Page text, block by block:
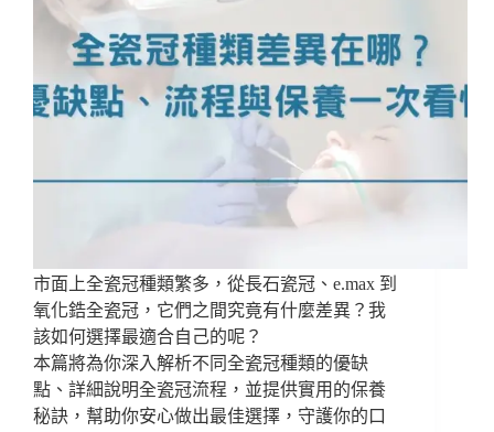
市面上全瓷冠種類繁多，從長石瓷冠、e.max 到
氧化鋯全瓷冠，它們之間究竟有什麼差異？我
該如何選擇最適合自己的呢？
本篇將為你深入解析不同全瓷冠種類的優缺
點、詳細說明全瓷冠流程，並提供實用的保養
秘訣，幫助你安心做出最佳選擇，守護你的口